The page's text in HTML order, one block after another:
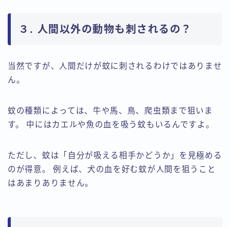
３. 人間以外の動物も刺されるの？
当然ですが、人間だけが蚊に刺されるわけではありませ
ん。
蚊の種類によっては、牛や馬、鳥、爬虫類まで狙いま
す。 中にはカエルや魚の血を吸う蚊もいるんですよ。
ただし、蚊は「自分が吸える相手かどうか」を見極める
のが得意。 例えば、犬の血を好む蚊が人間を狙うこと
はあまりありません。